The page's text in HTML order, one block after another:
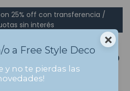
25% off con transferencia /
sin interés
×
a Free Style Deco
y no te pierdas las